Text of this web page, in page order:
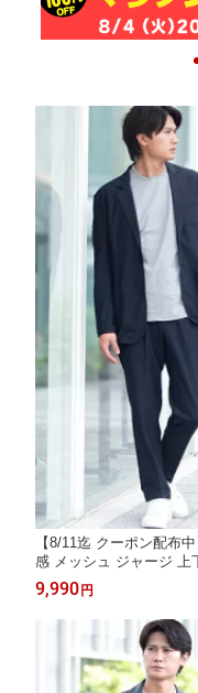
【8/11迄 クーポン配布
感 メッシュ ジャージ 上
ライメッシュ ハニカム
スカジュアル 洗える 涼
対象商品】
9,990円